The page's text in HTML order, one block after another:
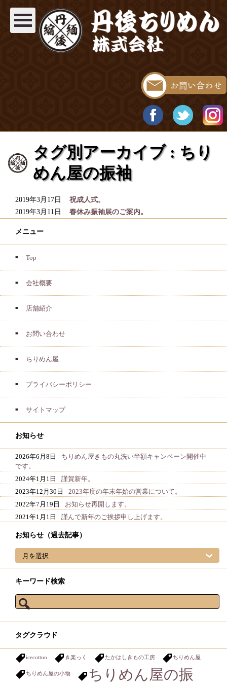
タグ別アーカイブ : ちり
めん屋の振袖
2019年3月17日 祝成人式。
2019年3月11日 春休み振袖展のご案内。
メニュー
Top
会社概要
店舗紹介
お問い合わせ
ちりめん屋
プライバシーポリシー
サイトマップ
お知らせ
2026年6月8日
ちりめん屋きもの丸洗い半額キャンペーン開催中
です。
2024年1月1日
謹賀新年。
2023年12月30日
2023年度の年末年始の営業について。
2022年7月19日
お知らせ再開します。
2021年1月1日
謹んで新年のご挨拶申し上げます。
お知らせ（過去記事）
お知らせ（過去記事）
キーワード検索
検索:
タグクラウド
icecotton き楽っく たかはしきもの工房 ちりめん屋
ちりめん屋の小物 ちりめん屋の振